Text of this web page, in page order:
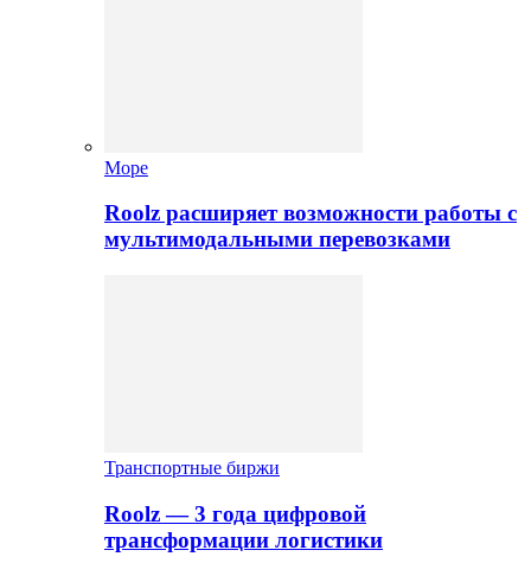
Море
Roolz расширяет возможности работы с
мультимодальными перевозками
Транспортные биржи
Roolz — 3 года цифровой
трансформации логистики